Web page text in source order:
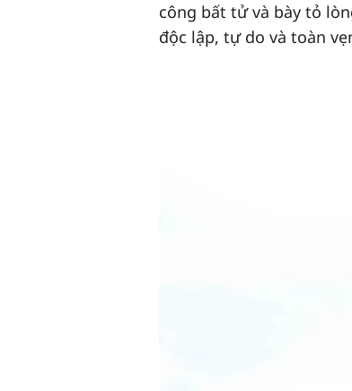
công bất tử và bày tỏ
độc lập, tự do và toàn